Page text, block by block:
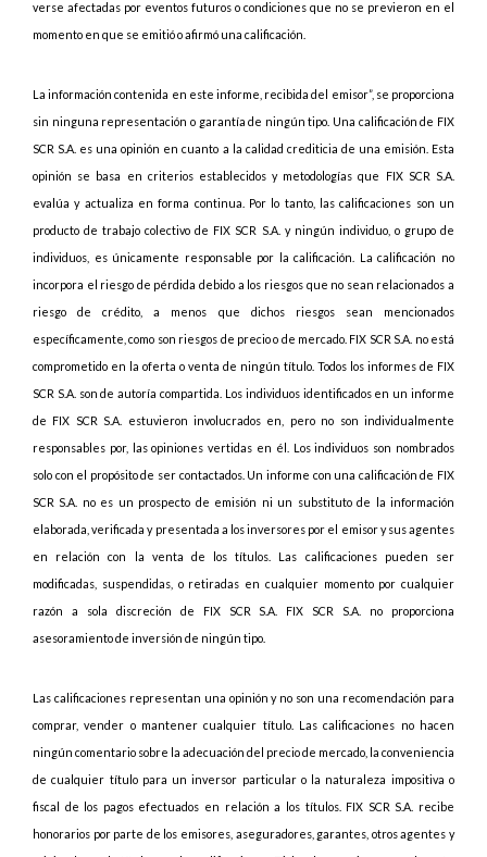
verse afectadas por eventos futuros o condiciones que no se previeron en el
momento en que se emitió o afirmó una calificación.
La información contenida en este informe, recibida del emisor”, se proporciona
sin ninguna representación o garantía de ningún tipo. Una calificación de FIX
SCR S.A. es una opinión en cuanto a la calidad crediticia de una emisión. Esta
opinión se basa en criterios establecidos y metodologías que FIX SCR S.A.
evalúa y actualiza en forma continua. Por lo tanto, las calificaciones son un
producto de trabajo colectivo de FIX SCR S.A. y ningún individuo, o grupo de
individuos, es únicamente responsable por la calificación. La calificación no
incorpora el riesgo de pérdida debido a los riesgos que no sean relacionados a
riesgo de crédito, a menos que dichos riesgos sean mencionados
específicamente, como son riesgos de precio o de mercado. FIX SCR S.A. no está
comprometido en la oferta o venta de ningún título. Todos los informes de FIX
SCR S.A. son de autoría compartida. Los individuos identificados en un informe
de FIX SCR S.A. estuvieron involucrados en, pero no son individualmente
responsables por, las opiniones vertidas en él. Los individuos son nombrados
solo con el propósito de ser contactados. Un informe con una calificación de FIX
SCR S.A. no es un prospecto de emisión ni un substituto de la información
elaborada, verificada y presentada a los inversores por el emisor y sus agentes
en relación con la venta de los títulos. Las calificaciones pueden ser
modificadas, suspendidas, o retiradas en cualquier momento por cualquier
razón a sola discreción de FIX SCR S.A. FIX SCR S.A. no proporciona
asesoramiento de inversión de ningún tipo.
Las calificaciones representan una opinión y no son una recomendación para
comprar, vender o mantener cualquier título. Las calificaciones no hacen
ningún comentario sobre la adecuación del precio de mercado, la conveniencia
de cualquier título para un inversor particular o la naturaleza impositiva o
fiscal de los pagos efectuados en relación a los títulos. FIX SCR S.A. recibe
honorarios por parte de los emisores, aseguradores, garantes, otros agentes y